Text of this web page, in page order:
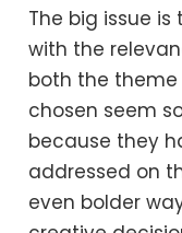
The big issue
with the
both the
chosen seem
because they
addressed on
even bolder